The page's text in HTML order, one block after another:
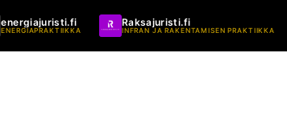
energiajuristi.fi
ENERGIAPRAKTIIKKA
Raksajuristi.fi
INFRAN JA RAKENTAMISEN PRAKTIIKKA